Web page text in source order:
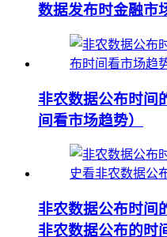
数据发布时金融市
非农数据公布时间
间看市场趋势）
非农数据公布时间
非农数据公布的时